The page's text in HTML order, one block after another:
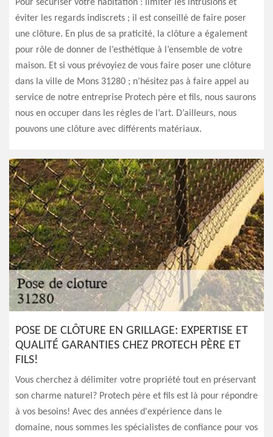
Pour sécuriser votre habitation : limiter les intrusions et
éviter les regards indiscrets ; il est conseillé de faire poser
une clôture. En plus de sa praticité, la clôture a également
pour rôle de donner de l’esthétique à l’ensemble de votre
maison. Et si vous prévoyiez de vous faire poser une clôture
dans la ville de Mons 31280 ; n’hésitez pas à faire appel au
service de notre entreprise Protech père et fils, nous saurons
nous en occuper dans les règles de l’art. D’ailleurs, nous
pouvons une clôture avec différents matériaux.
POSE DE CLÔTURE EN GRILLAGE: EXPERTISE ET
QUALITÉ GARANTIES CHEZ PROTECH PÈRE ET
FILS!
Vous cherchez à délimiter votre propriété tout en préservant
son charme naturel? Protech père et fils est là pour répondre
à vos besoins! Avec des années d'expérience dans le
domaine, nous sommes les spécialistes de confiance pour vos